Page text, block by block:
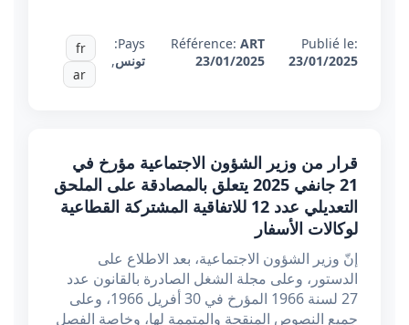
Publié le:
23/01/2025
Référence:ART
23/01/2025
Pays:
تونس,
fr
ar
قرار من وزير الشؤون الاجتماعية مؤرخ في
21 جانفي 2025 يتعلق بالمصادقة على الملحق
التعديلي عدد 12 للاتفاقية المشتركة القطاعية
لوكالات الأسفار
إنّ وزير الشؤون الاجتماعية، بعد الاطلاع على
الدستور، وعلى مجلة الشغل الصادرة بالقانون عدد
27 لسنة 1966 المؤرخ في 30 أفريل 1966، وعلى
جميع النصوص المنقحة والمتممة لها، وخاصة الفصل